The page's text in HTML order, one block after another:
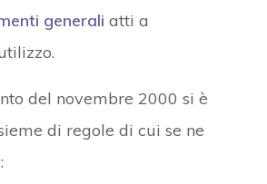
generali atti a
del novembre 2000 si è
di regole di cui se ne